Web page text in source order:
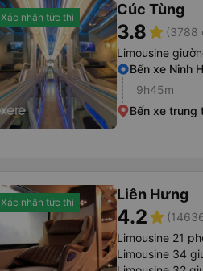
Xác nhận tức thì Cúc Tùng
3.8star (3788
Limousine
Bến xe Ninh
9h45m
Bến xe trung
Xác nhận tức thì Liên Hưng
4.2star
Limousine 21
Limousine 34